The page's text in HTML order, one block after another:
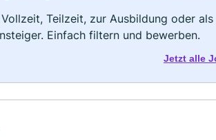
Teilzeit, zur Ausbildung oder
Einfach filtern und bewerben.
Jetzt alle